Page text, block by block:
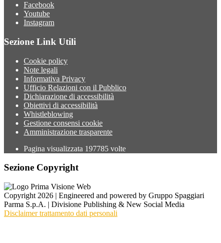
Facebook
Youtube
Instagram
Sezione Link Utili
Cookie policy
Note legali
Informativa Privacy
Ufficio Relazioni con il Pubblico
Dichiarazione di accessibilità
Obiettivi di accessibilità
Whistleblowing
Gestione consensi cookie
Amministrazione trasparente
Pagina visualizzata 197785 volte
Sezione Copyright
Copyright 2026 | Engineered and powered by Gruppo Spaggiari
Parma S.p.A. | Divisione Publishing & New Social Media
Disclaimer trattamento dati personali